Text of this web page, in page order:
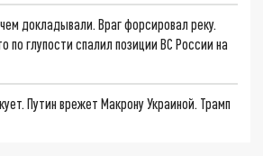
докладывали. Враг форсировал реку.
по глупости спалил позиции ВС России на
Путин врежет Макрону Украиной. Трамп